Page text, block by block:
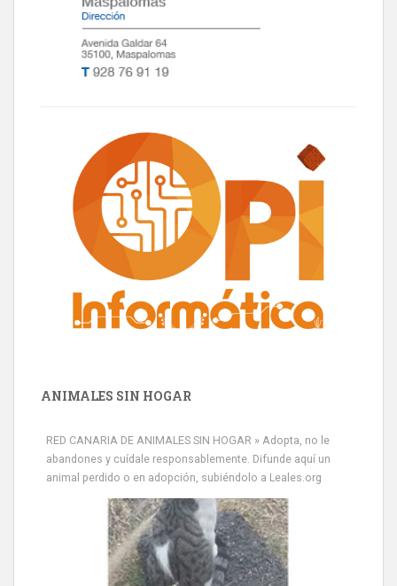
ANIMALES SIN HOGAR
RED CANARIA DE ANIMALES SIN HOGAR » Adopta, no le
abandones y cuídale responsablemente. Difunde aquí un
animal perdido o en adopción, subiéndolo a Leales.org